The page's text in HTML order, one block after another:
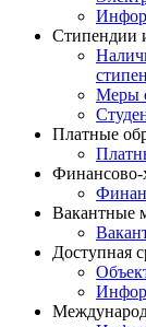
Стипендии
Меры
Платные
Финансово-
Вакантные
Доступная